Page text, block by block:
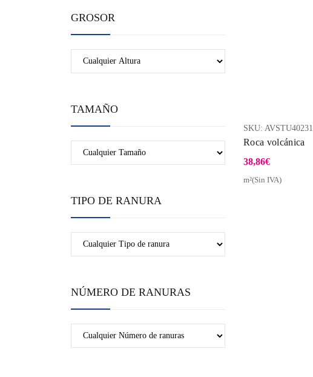
SKU: AVSTU40231
Roca volcánica
38,86€
m²(Sin IVA)
GROSOR
TAMAÑO
TIPO DE RANURA
NÚMERO DE RANURAS